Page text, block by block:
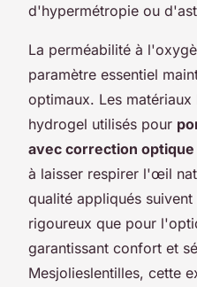
d'hypermétropie ou
La perméabilité à
paramètre essentiel
optimaux. Les
hydrogel utilisés pour
avec correction optique
à laisser respirer l'œil
qualité appliqués
rigoureux que pour
garantissant confort et
Mesjolieslentilles, cette